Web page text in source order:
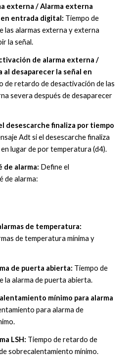
externa / Alarma externa
entrada digital: Tiempo de
las alarmas externa y externa
la señal.
de alarma externa /
desaparecer la señal en
de retardo de desactivación de las
severa después de desaparecer
Adt si el desescarche finaliza
lugar de por temperatura (d4).
de alarma: Define el
de alarma:
de temperatura mínima y
de puerta abierta: Tiempo de
la alarma de puerta abierta.
mínimo para alarma
para alarma de
LSH: Tiempo de retardo de
sobrecalentamiento mínimo.